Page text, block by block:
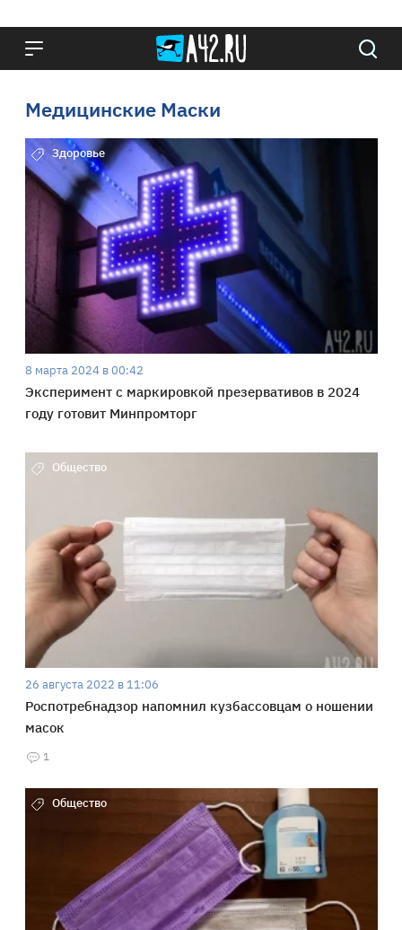
Медицинские Маски
Здоровье
8 марта 2024 в 00:42
Эксперимент с маркировкой презервативов в 2024
году готовит Минпромторг
Общество
26 августа 2022 в 11:06
Роспотребнадзор напомнил кузбассовцам о ношении
масок
1
Общество